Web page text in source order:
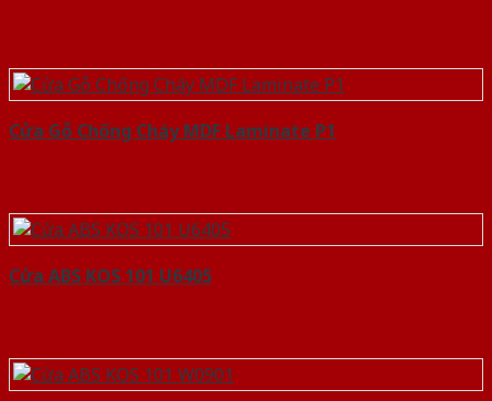
Cửa Gỗ Chống Cháy MDF Laminate P1
Cửa ABS KOS 101 U6405